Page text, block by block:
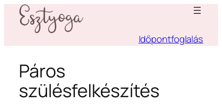
Ugrás
tartalomhoz
Időpontfoglalás
Páros
szülésfelkészítés